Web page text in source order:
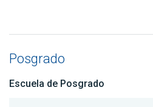
Posgrado
Escuela de Posgrado